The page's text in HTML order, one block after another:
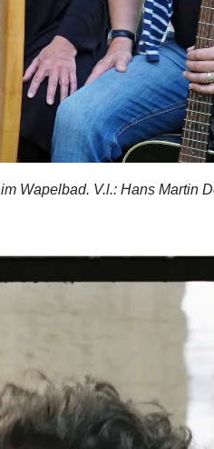
Wapelbad. V.l.: Hans Martin